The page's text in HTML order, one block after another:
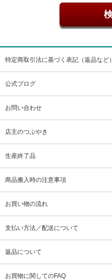
特定商取引法に基づく表記（返品など）
公式ブログ
お問い合わせ
店主のつぶやき
生産終了品
商品搬入時の注意事項
お買い物の流れ
支払い方法／配送について
返品について
お買物に関してのFAQ